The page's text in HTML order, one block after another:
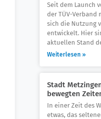
Seit dem Launch
der TÜV-
sich die Nutzung
entwickelt. Hier
aktuellen Stand
Weiterlesen »
Stadt
bewegten
In einer Zeit des
etwas, das